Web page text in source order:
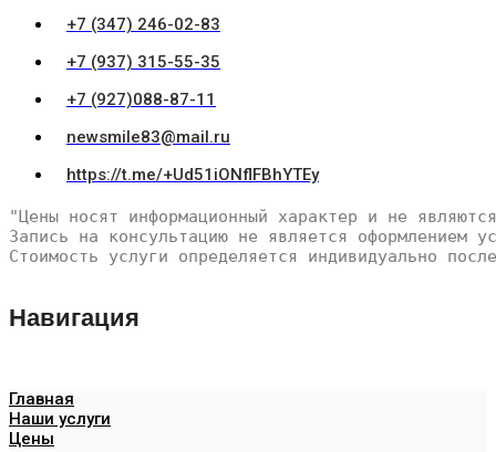
+7 (347) 246-02-83
+7 (937) 315-55-35
+7 (927)088-87-11
newsmile83@mail.ru
https://t.me/+Ud51iONflFBhYTEy
"Цены носят информационный характер и не
Запись на консультацию не является оформлением
Стоимость услуги определяется индивидуально
Навигация
Главная
Наши услуги
Цены